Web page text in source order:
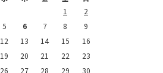
1
2
5 6 7 8
9
12 13 14 15
16
19 20 21 22
23
26 27 28 29
30